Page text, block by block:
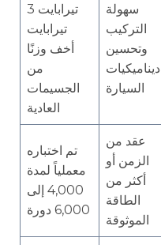
سهولة
التركيب
وتحسين
ديناميكيات
السيارة
تيرابايت 3
تيرابايت
أخف وزنًا
من
الجسيمات
العادية
عقد من
الزمن أو
أكثر من
الطاقة
الموثوقة
تم اختباره
معملياً لمدة
4,000 إلى
6,000 دورة